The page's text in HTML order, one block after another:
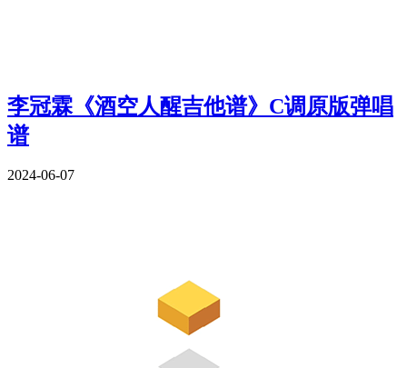
李冠霖《酒空人醒吉他谱》C调原版弹唱
谱
2024-06-07